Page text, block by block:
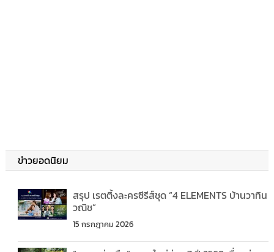
ข่าวยอดนิยม
สรุป เรตติ้งละครซีรีส์ชุด “4 ELEMENTS บ้านวาทิน
วณิช”
15 กรกฎาคม 2026